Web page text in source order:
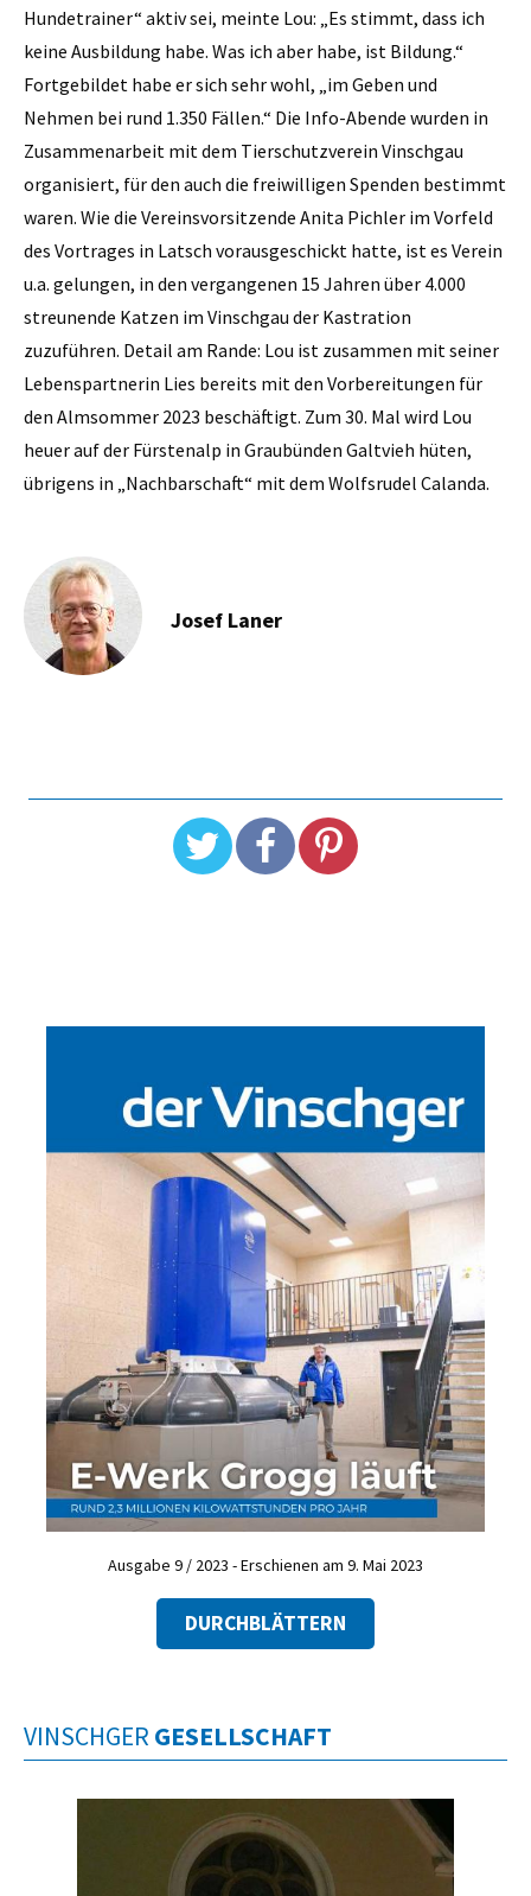
Hundetrainer“ aktiv sei, meinte Lou: „Es stimmt, dass ich
keine Ausbildung habe. Was ich aber habe, ist Bildung.“
Fortgebildet habe er sich sehr wohl, „im Geben und
Nehmen bei rund 1.350 Fällen.“ Die Info-Abende wurden in
Zusammenarbeit mit dem Tierschutzverein Vinschgau
organisiert, für den auch die freiwilligen Spenden bestimmt
waren. Wie die Vereinsvorsitzende Anita Pichler im Vorfeld
des Vortrages in Latsch vorausgeschickt hatte, ist es Verein
u.a. gelungen, in den vergangenen 15 Jahren über 4.000
streunende Katzen im Vinschgau der Kastration
zuzuführen. Detail am Rande: Lou ist zusammen mit seiner
Lebenspartnerin Lies bereits mit den Vorbereitungen für
den Almsommer 2023 beschäftigt. Zum 30. Mal wird Lou
heuer auf der Fürstenalp in Graubünden Galtvieh hüten,
übrigens in „Nachbarschaft“ mit dem Wolfsrudel Calanda.
Josef Laner
Ausgabe 9 / 2023 - Erschienen am 9. Mai 2023
DURCHBLÄTTERN
VINSCHGER GESELLSCHAFT